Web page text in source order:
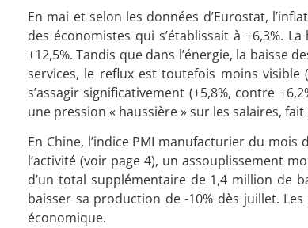
En mai et selon les données d’Eurostat,
des économistes qui s’établissait à +6,3%.
+12,5%. Tandis que dans l’énergie, la baisse
services, le reflux est toutefois moins visible
s’assagir significativement (+5,8%, contre
une pression « haussière » sur les salaires,
En Chine, l’indice PMI manufacturier du
l’activité (voir page 4), un assouplissement
d’un total supplémentaire de 1,4 million de
baisser sa production de -10% dès juillet.
économique.